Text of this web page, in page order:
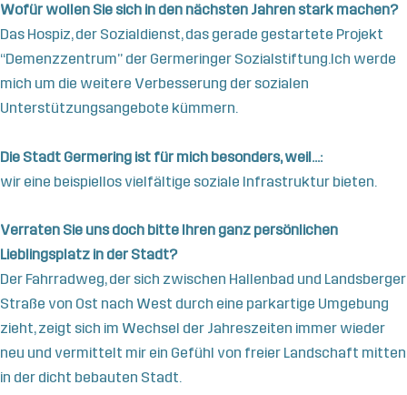
Wofür wollen Sie sich in den nächsten Jahren stark machen?
Das Hospiz, der Sozialdienst, das gerade gestartete Projekt
“Demenzzentrum” der Germeringer Sozialstiftung.Ich werde
mich um die weitere Verbesserung der sozialen
Unterstützungsangebote kümmern.
Die Stadt Germering ist für mich besonders, weil…:
wir eine beispiellos vielfältige soziale Infrastruktur bieten.
Verraten Sie uns doch bitte Ihren ganz persönlichen
Lieblingsplatz in der Stadt?
Der Fahrradweg, der sich zwischen Hallenbad und Landsberger
Straße von Ost nach West durch eine parkartige Umgebung
zieht, zeigt sich im Wechsel der Jahreszeiten immer wieder
neu und vermittelt mir ein Gefühl von freier Landschaft mitten
in der dicht bebauten Stadt.